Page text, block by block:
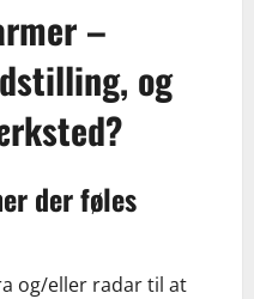
–
og
der føles
og/eller radar til at